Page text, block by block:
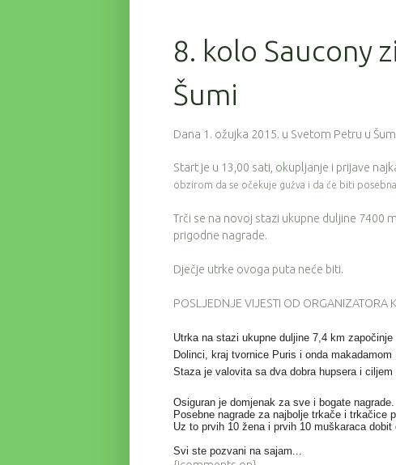
8. kolo Saucony
Šumi
Dana 1. ožujka 2015. u Svetom Petru u
Start je u 13,00 sati, okupljanje i prijave
obzirom da se očekuje gužva i da će biti
Trči se na novoj stazi ukupne duljine 7400
prigodne nagrade.
Dječje utrke ovoga puta neće biti.
POSLJEDNJE VIJESTI OD ORGANIZATORA
Utrka na stazi ukupne duljine 7,4 km
Dolinci, kraj tvornice Puris i onda
Staza je valovita sa dva dobra hupsera i
Osiguran je domjenak za sve i bogate nagrade.
Posebne nagrade za najbolje trkače i trkačice
Uz to prvih 10 žena i prvih 10 muškaraca
Svi ste pozvani na sajam...